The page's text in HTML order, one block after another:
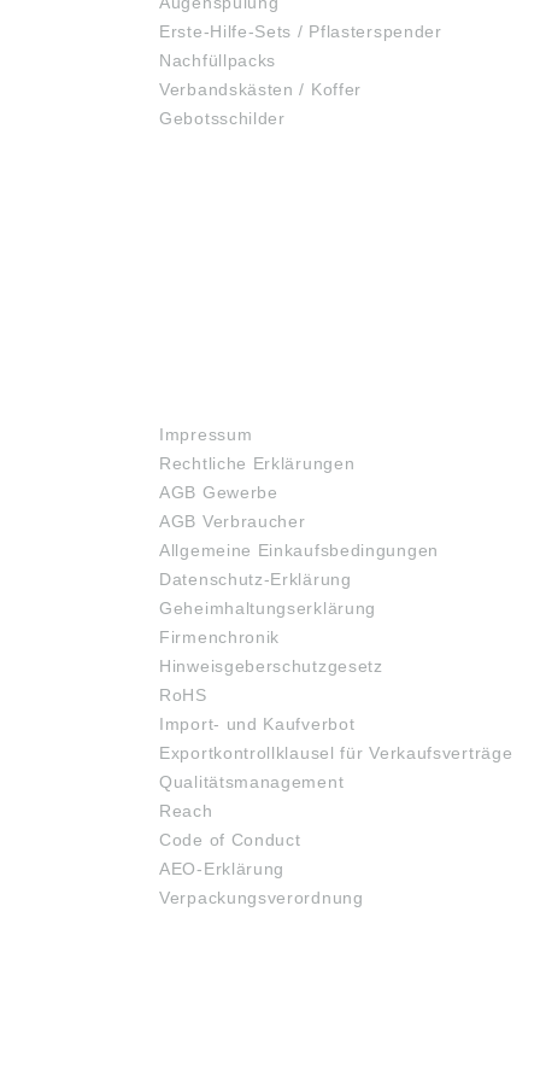
Erste-Hilfe-Sets / Pflasterspender
Nachfüllpacks
Verbandskästen / Koffer
Gebotsschilder
Impressum
Rechtliche Erklärungen
AGB Gewerbe
AGB Verbraucher
Allgemeine Einkaufsbedingungen
Datenschutz-Erklärung
Geheimhaltungserklärung
Firmenchronik
Hinweisgeberschutzgesetz
RoHS
Import- und Kaufverbot
Exportkontrollklausel für Verkaufsverträge
Qualitätsmanagement
Reach
Code of Conduct
AEO-Erklärung
Verpackungsverordnung